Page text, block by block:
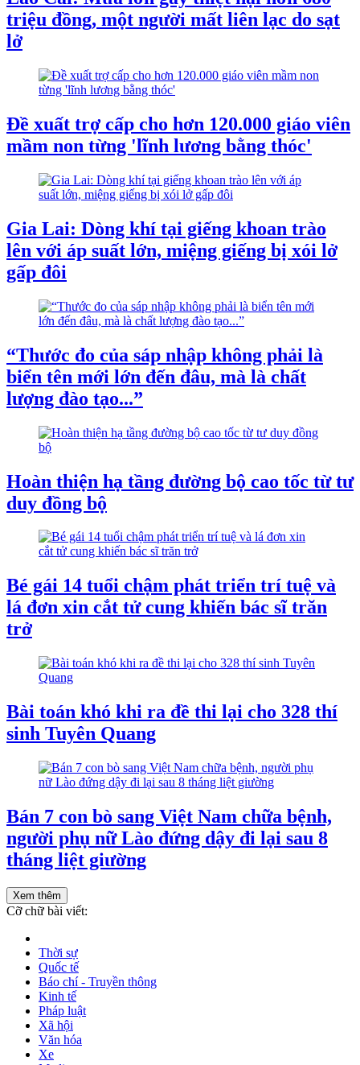
triệu đồng, một người mất liên lạc do sạt
lở
Đề xuất trợ cấp cho hơn 120.000 giáo viên
mầm non từng 'lĩnh lương bằng thóc'
Gia Lai: Dòng khí tại giếng khoan trào
lên với áp suất lớn, miệng giếng bị xói lở
gấp đôi
“Thước đo của sáp nhập không phải là
biển tên mới lớn đến đâu, mà là chất
lượng đào tạo...”
Hoàn thiện hạ tầng đường bộ cao tốc từ tư
duy đồng bộ
Bé gái 14 tuổi chậm phát triển trí tuệ và
lá đơn xin cắt tử cung khiến bác sĩ trăn
trở
Bài toán khó khi ra đề thi lại cho 328 thí
sinh Tuyên Quang
Bán 7 con bò sang Việt Nam chữa bệnh,
người phụ nữ Lào đứng dậy đi lại sau 8
tháng liệt giường
Xem thêm
Cỡ chữ bài viết:
Thời sự
Quốc tế
Báo chí - Truyền thông
Kinh tế
Pháp luật
Xã hội
Văn hóa
Xe